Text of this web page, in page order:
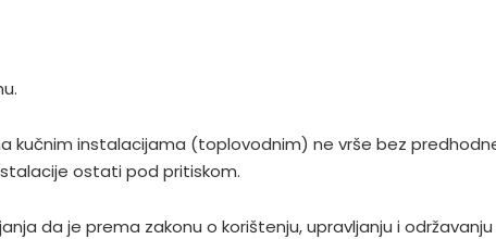
kučnim instalacijama (toplovodnim) ne vrše bez
ostati pod pritiskom.
da je prema zakonu o korištenju, upravljanju i